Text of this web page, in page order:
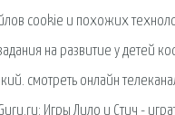
cookie и похожих
на развитие у детей
смотреть онлайн
Игры Лило и Стич -